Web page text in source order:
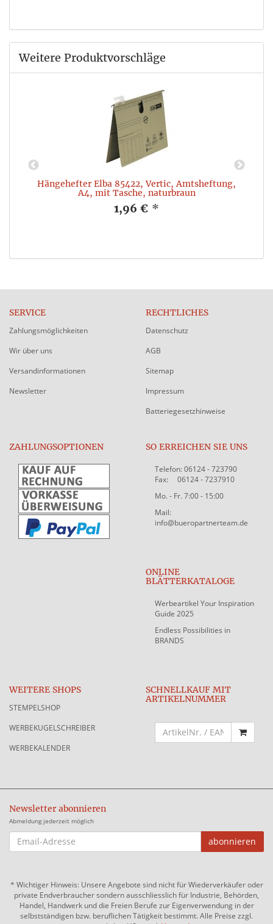
Weitere Produktvorschläge
Hängehefter Elba 85422, Vertic, Amtsheftung,
A4, mit Tasche, naturbraun
1,96 € *
SERVICE
Zahlungsmöglichkeiten
Wir über uns
Versandinformationen
Newsletter
RECHTLICHES
Datenschutz
AGB
Sitemap
Impressum
Batteriegesetzhinweise
ZAHLUNGSOPTIONEN SO ERREICHEN SIE UNS
Telefon: 06124 - 723790
Fax: 06124 - 7237910
Mo. - Fr. 7:00 - 15:00
Mail:
info@bueropartnerteam.de
ONLINE
BLÄTTERKATALOGE
Werbeartikel Your Inspiration
Guide 2025
Endless Possibilities in
BRANDS
WEITERE SHOPS
STEMPELSHOP
WERBEKUGELSCHREIBER
WERBEKALENDER
SCHNELLKAUF MIT
ARTIKELNUMMER
Newsletter abonnieren
Abmeldung jederzeit möglich
EMAIL-
ADRESSE
abonnieren
* Wichtiger Hinweis: Unsere Angebote sind nicht für Wiederverkäufer oder
private Endverbraucher sondern ausschliesslich für Industrie, Behörden,
Handel, Handwerk und die Freien Berufe zur Eigenverwendung in der
selbstständigen bzw. beruflichen Tätigkeit bestimmt. Alle Preise zzgl.